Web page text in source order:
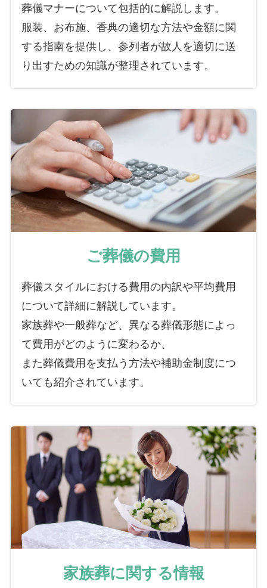
葬儀マナーについて包括的に解説します。
服装、お布施、香典の適切な方法や金額に関
する指南を提供し、参列者が故人を適切に送
り出すための知識が整理されています。
ご葬儀の費用
葬儀スタイルにおける費用の内訳や平均費用
について詳細に解説しています。
家族葬や一般葬など、異なる葬儀形態によっ
て費用がどのように変わるか、
また葬儀費用を支払う方法や補助金制度につ
いても紹介されています。
家族葬に関する情報